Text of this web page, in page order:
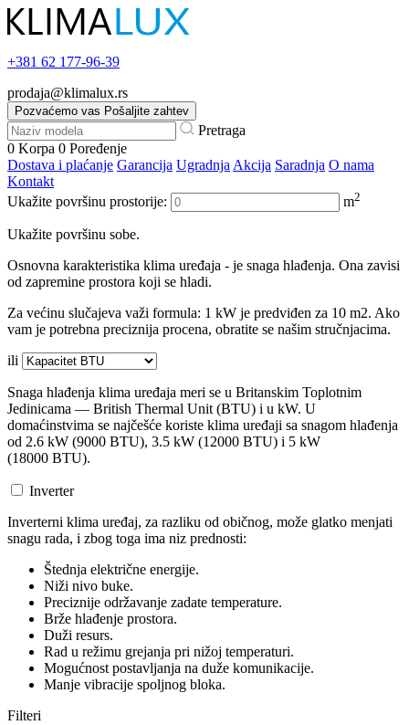
+381 62 177-96-39
prodaja@klimalux.rs
Pozvaćemo vas Pošaljite zahtev
Pretraga
0 Korpa 0 Poređenje
Dostava i plaćanje Garancija Ugradnja Akcija Saradnja O nama
Kontakt
Ukažite površinu prostorije:
m2
Ukažite površinu sobe.
Osnovna karakteristika klima uređaja - je snaga hlađenja. Ona zavisi
od zapremine prostora koji se hladi.
Za većinu slučajeva važi formula: 1 kW je predviđen za 10 m2. Ako
vam je potrebna preciznija procena, obratite se našim stručnjacima.
ili
Snaga hlađenja klima uređaja meri se u Britanskim Toplotnim
Jedinicama — British Thermal Unit (BTU) i u kW. U
domaćinstvima se najčešće koriste klima uređaji sa snagom hlađenja
od 2.6 kW (9000 BTU), 3.5 kW (12000 BTU) i 5 kW
(18000 BTU).
Inverter
Inverterni klima uređaj, za razliku od običnog, može glatko menjati
snagu rada, i zbog toga ima niz prednosti:
Štednja električne energije.
Niži nivo buke.
Preciznije održavanje zadate temperature.
Brže hlađenje prostora.
Duži resurs.
Rad u režimu grejanja pri nižoj temperaturi.
Mogućnost postavljanja na duže komunikacije.
Manje vibracije spoljnog bloka.
Filteri